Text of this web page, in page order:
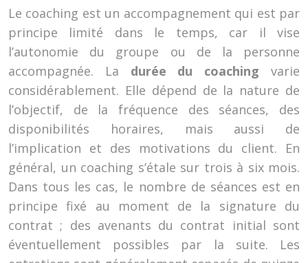
Le coaching est un accompagnement qui est par
principe limité dans le temps, car il vise
l’autonomie du groupe ou de la personne
accompagnée. La durée du coaching varie
considérablement. Elle dépend de la nature de
l’objectif, de la fréquence des séances, des
disponibilités horaires, mais aussi de
l’implication et des motivations du client. En
général, un coaching s’étale sur trois à six mois.
Dans tous les cas, le nombre de séances est en
principe fixé au moment de la signature du
contrat ; des avenants du contrat initial sont
éventuellement possibles par la suite. Les